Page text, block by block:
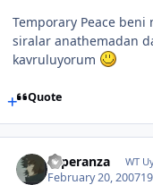
Temporary Peace
siralar anathemadan
kavruluyorum
Quote
Esperanza WT
February 20, 2007